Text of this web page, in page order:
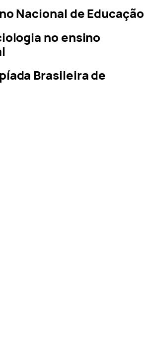
Nacional de Educação
no ensino
Brasileira de